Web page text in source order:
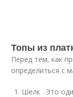
Топы из
Перед тем, как
определиться с
Шелк . Это